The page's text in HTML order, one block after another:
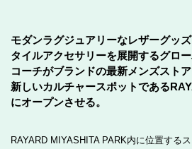
モダンラグジュアリーなレザーグッ
タイルアクセサリーを展開するグロ
コーチがブランドの最新メンズスト
新しいカルチャースポットである
にオープンさせる。
RAYARD MIYASHITA PARK内に位置する